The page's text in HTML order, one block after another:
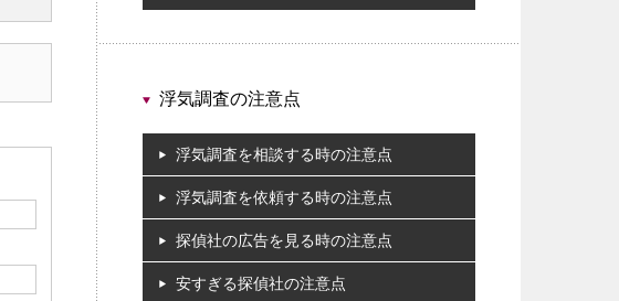
浮気調査の注意点
浮気調査を相談する時の注意点
浮気調査を依頼する時の注意点
探偵社の広告を見る時の注意点
安すぎる探偵社の注意点